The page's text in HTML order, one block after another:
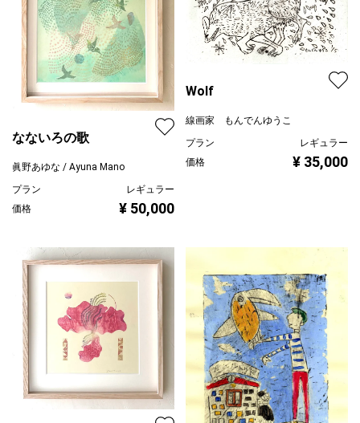
なないろの歌
眞野あゆな / Ayuna Mano
プラン
レギュラー
価格
¥ 50,000
Wolf
線画家 もんでんゆうこ
プラン
レギュラー
価格
¥ 35,000